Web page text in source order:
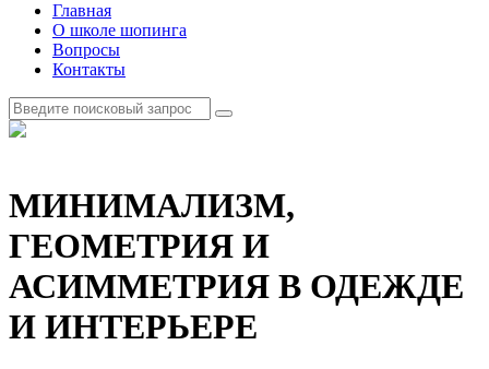
Главная
О школе шопинга
Вопросы
Контакты
МИНИМАЛИЗМ,
ГЕОМЕТРИЯ И
АСИММЕТРИЯ В ОДЕЖДЕ
И ИНТЕРЬЕРЕ